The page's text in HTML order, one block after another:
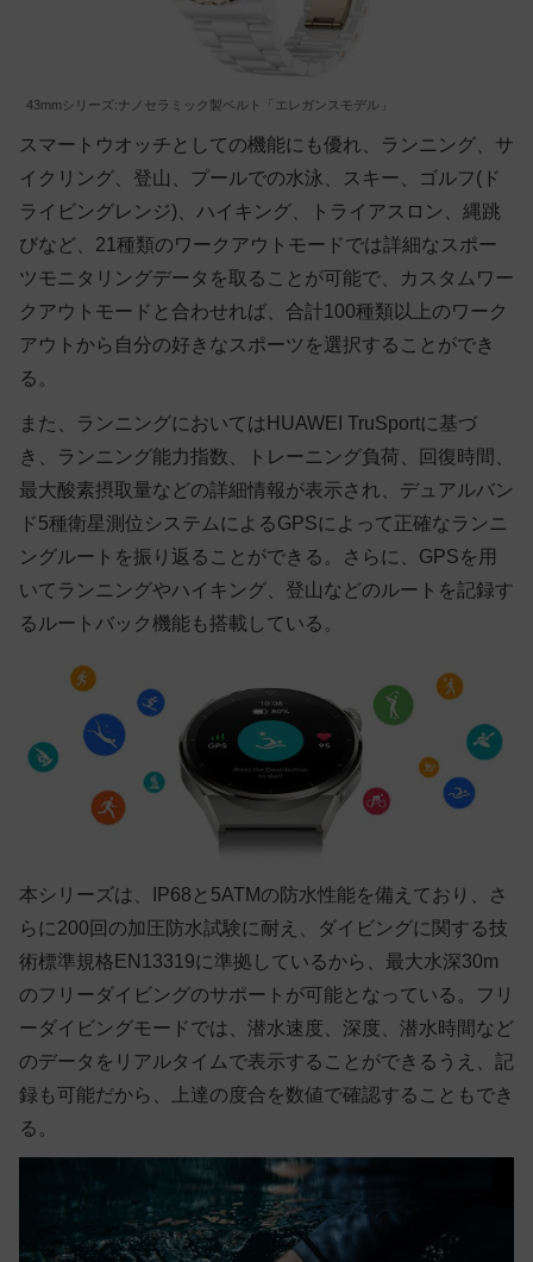
43mmシリーズ:ナノセラミック製ベルト「エレガンスモデル」
スマートウオッチとしての機能にも優れ、ランニング、サ
イクリング、登山、プールでの水泳、スキー、ゴルフ(ド
ライビングレンジ)、ハイキング、トライアスロン、縄跳
びなど、21種類のワークアウトモードでは詳細なスポー
ツモニタリングデータを取ることが可能で、カスタムワー
クアウトモードと合わせれば、合計100種類以上のワーク
アウトから自分の好きなスポーツを選択することができ
る。
また、ランニングにおいてはHUAWEI TruSportに基づ
き、ランニング能力指数、トレーニング負荷、回復時間、
最大酸素摂取量などの詳細情報が表示され、デュアルバン
ド5種衛星測位システムによるGPSによって正確なランニ
ングルートを振り返ることができる。さらに、GPSを用
いてランニングやハイキング、登山などのルートを記録す
るルートバック機能も搭載している。
本シリーズは、IP68と5ATMの防水性能を備えており、さ
らに200回の加圧防水試験に耐え、ダイビングに関する技
術標準規格EN13319に準拠しているから、最大水深30m
のフリーダイビングのサポートが可能となっている。フリ
ーダイビングモードでは、潜水速度、深度、潜水時間など
のデータをリアルタイムで表示することができるうえ、記
録も可能だから、上達の度合を数値で確認することもでき
る。